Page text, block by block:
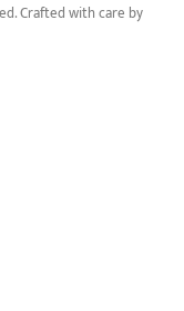
Crafted with care by